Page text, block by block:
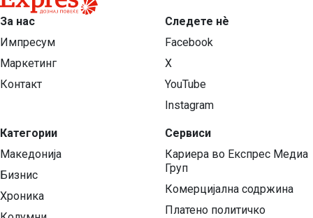
За нас
Импресум
Маркетинг
Контакт
Категории
Македонија
Бизнис
Хроника
Следете нѐ
Facebook
X
YouTube
Instagram
Сервиси
Кариера во Експрес Медиа
Груп
Комерцијална содржина
Платено политичко